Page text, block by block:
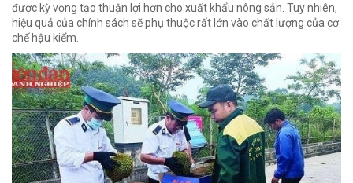
được kỳ vọng tạo thuận lợi hơn cho xuất khẩu nông sản. Tuy nhiên,
hiệu quả của chính sách sẽ phụ thuộc rất lớn vào chất lượng của cơ
chế hậu kiểm.